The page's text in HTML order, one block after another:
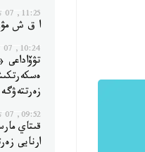
11:25, 07 تامىز 2026
ا ق ش
10:24, 07 تامىز 2026
تۋۆاداعى
09:52, 07 تامىز 2026
قىتاي
ارنايى